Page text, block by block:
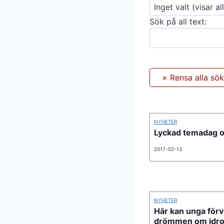
Sök på all text:
NYHETER
Lyckad temadag
2017-02-13
NYHETER
Här kan unga
drömmen om